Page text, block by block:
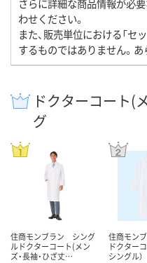
さらに詳細な商品情報が必
わせください。
また、販売単位における「セ
するものではありません。あ
ドクターコート(
グ
住商モンブラン シング
ルドクターコート(メン
ズ・長袖・ひざ丈…
住商モン
ドクターコ
シングル）